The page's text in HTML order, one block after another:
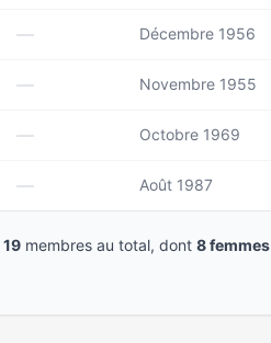
— Décembre 1956
— Novembre 1955
— Octobre 1969
— Août 1987
19 membres au total, dont 8 femmes